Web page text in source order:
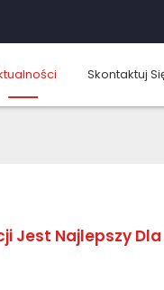
Skontaktuj
Jest Najlepszy Dla